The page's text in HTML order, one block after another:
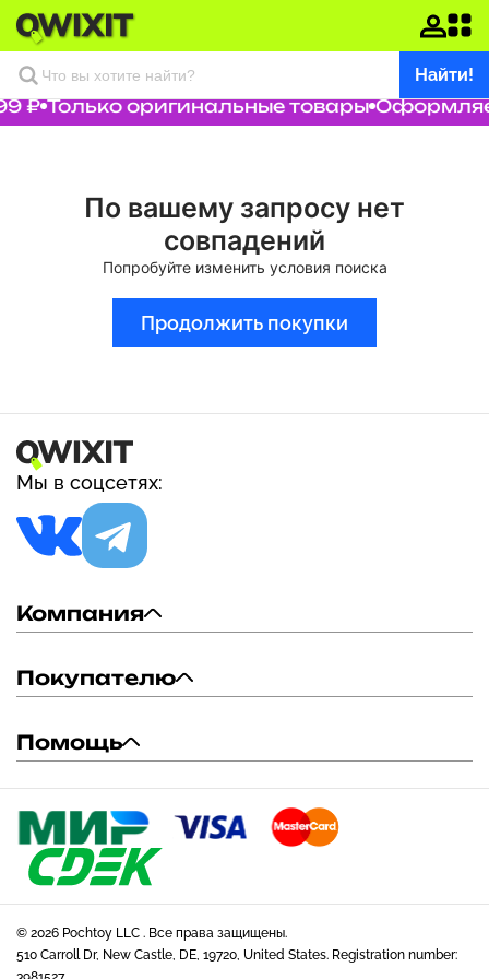
Найти!
₽ Только оригинальные товары
По вашему запросу нет
совпадений
Попробуйте изменить условия поиска
Продолжить покупки
Мы в соцсетях:
Компания
Покупателю
Помощь
© 2026 Pochtoy LLC . Все права защищены.
510 Carroll Dr, New Castle, DE, 19720, United States. Registration number: